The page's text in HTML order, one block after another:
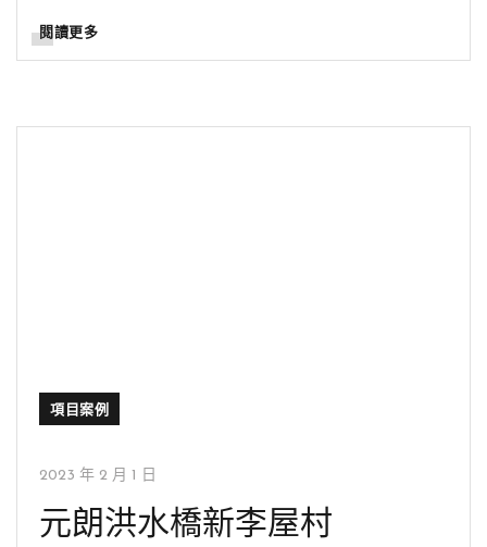
閱讀更多
項目案例
2023 年 2 月 1 日
元朗洪水橋新李屋村